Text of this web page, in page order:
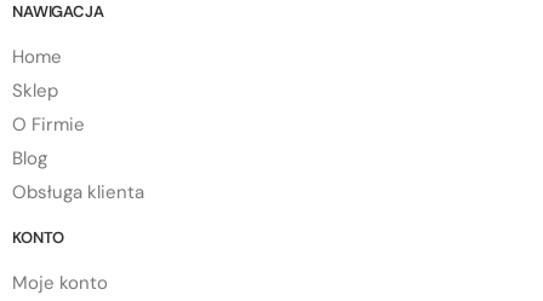
NAWIGACJA
Home
Sklep
O Firmie
Blog
Obsługa klienta
KONTO
Moje konto